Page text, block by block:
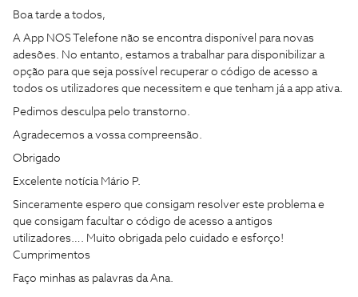
Boa tarde a todos,
A App NOS Telefone não se encontra disponível para novas
adesões. No entanto, estamos a trabalhar para disponibilizar a
opção para que seja possível recuperar o código de acesso a
todos os utilizadores que necessitem e que tenham já a app ativa.
Pedimos desculpa pelo transtorno.
Agradecemos a vossa compreensão.
Obrigado
Excelente notícia Mário P.
Sinceramente espero que consigam resolver este problema e
que consigam facultar o código de acesso a antigos
utilizadores…. Muito obrigada pelo cuidado e esforço!
Cumprimentos
Faço minhas as palavras da Ana.